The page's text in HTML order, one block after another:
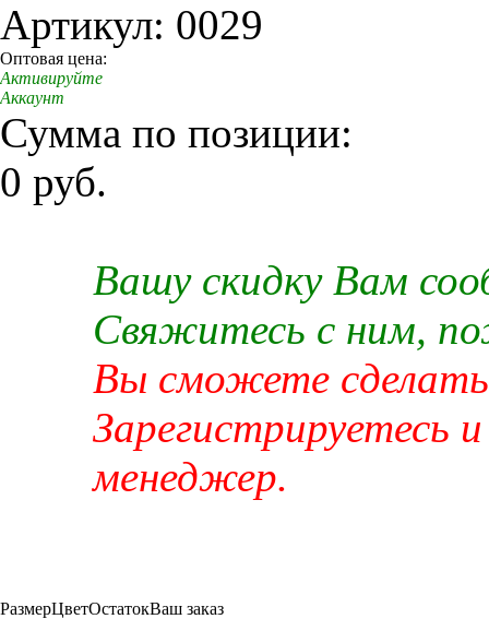
Артикул: 0029
Оптовая цена:
Активируйте
Аккаунт
Сумма по позиции:
0 руб.
Вашу скидку Вам
Свяжитесь с ним,
Вы сможете сделать
Зарегистрируетесь
менеджер.
РазмерЦветОстатокВаш заказ